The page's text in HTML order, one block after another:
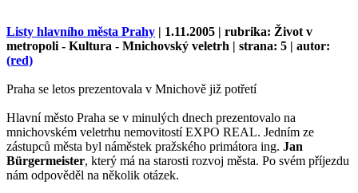
Listy hlavního města Prahy | 1.11.2005 | rubrika: Život v
metropoli - Kultura - Mnichovský veletrh | strana: 5 | autor:
(red)
Praha se letos prezentovala v Mnichově již potřetí
Hlavní město Praha se v minulých dnech prezentovalo na
mnichovském veletrhu nemovitostí EXPO REAL. Jedním ze
zástupců města byl náměstek pražského primátora ing. Jan
Bürgermeister, který má na starosti rozvoj města. Po svém příjezdu
nám odpověděl na několik otázek.